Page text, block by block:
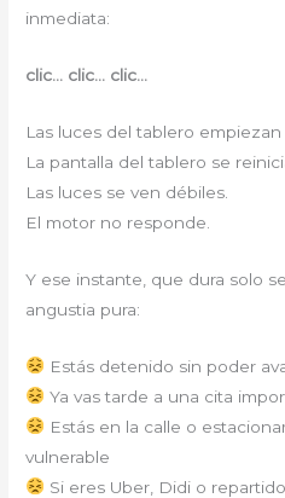
inmediata:
clic… clic… clic…
Las luces del tablero empiezan
La pantalla del tablero se
Las luces se ven débiles.
El motor no responde.
Y ese instante, que dura solo
angustia pura:
Estás detenido sin poder
Ya vas tarde a una cita
Estás en la calle o
vulnerable
Si eres Uber, Didi o